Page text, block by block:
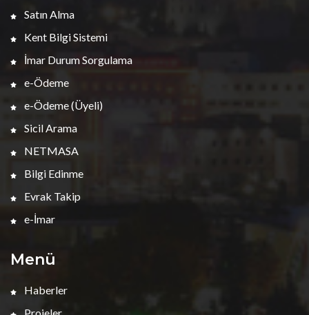
Satın Alma
Kent Bilgi Sistemi
İmar Durum Sorgulama
e-Ödeme
e-Ödeme (Üyeli)
Sicil Arama
NETMASA
Bilgi Edinme
Evrak Takip
e-İmar
Menü
Haberler